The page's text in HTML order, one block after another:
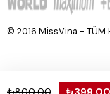
© 2016 MissVina - TÜM